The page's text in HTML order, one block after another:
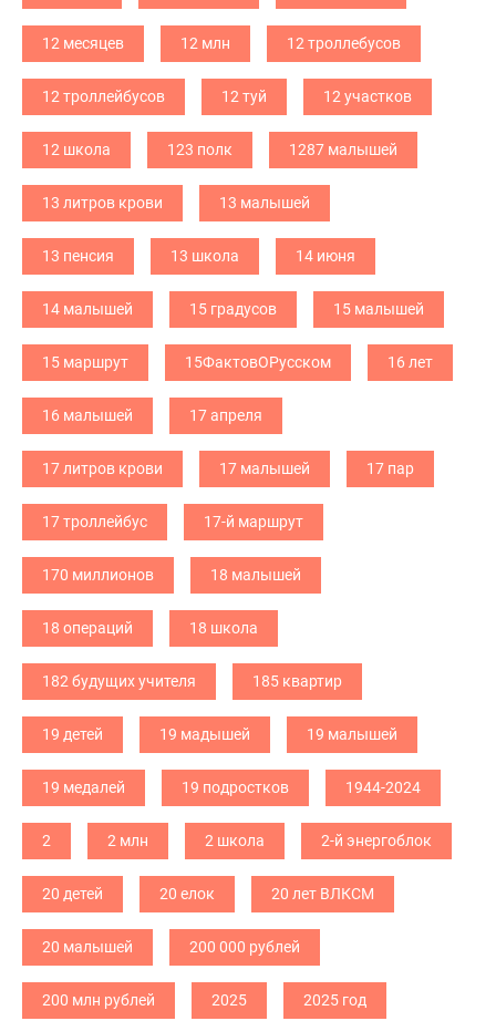
12 месяцев 12 млн 12 троллебусов
12 троллейбусов 12 туй 12 участков
12 школа 123 полк 1287 малышей
13 литров крови 13 малышей
13 пенсия 13 школа 14 июня
14 малышей 15 градусов 15 малышей
15 маршрут 15ФактовОРусском 16 лет
16 малышей 17 апреля
17 литров крови 17 малышей 17 пар
17 троллейбус 17-й маршрут
170 миллионов 18 малышей
18 операций 18 школа
182 будущих учителя 185 квартир
19 детей 19 мадышей 19 малышей
19 медалей 19 подростков 1944-2024
2 2 млн 2 школа 2-й энергоблок
20 детей 20 елок 20 лет ВЛКСМ
20 малышей 200 000 рублей
200 млн рублей 2025 2025 год